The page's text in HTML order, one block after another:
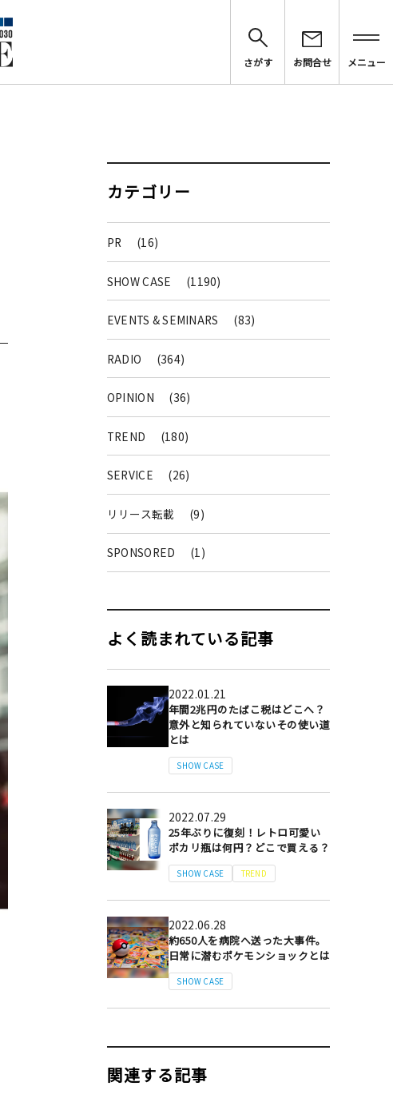
さがす
お問合せ メニュー
カテゴリー
PR (16)
SHOW CASE (1190)
EVENTS & SEMINARS (83)
RADIO (364)
OPINION (36)
TREND (180)
SERVICE (26)
リリース転載 (9)
SPONSORED (1)
よく読まれている記事
2022.01.21
年間2兆円のたばこ税はどこへ？
意外と知られていないその使い道
とは
SHOW CASE
2022.07.29
25年ぶりに復刻！レトロ可愛い
ポカリ瓶は何円？どこで買える？
SHOW CASE TREND
2022.06.28
約650人を病院へ送った大事件。
日常に潜むポケモンショックとは
SHOW CASE
関連する記事